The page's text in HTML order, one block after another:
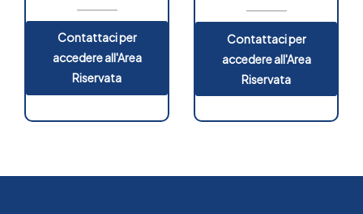
Contattaci per
accedere all'Area
Riservata
Contattaci per
accedere all'Area
Riservata